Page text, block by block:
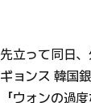
先立って同日
ギョンス 韓国
「ウォンの過